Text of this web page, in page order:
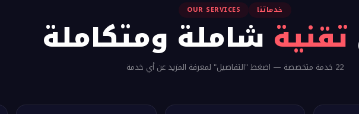
خدماتنا OUR SERVICES
تقنية شاملة ومتكاملة
22 خدمة متخصصة — اضغط "التفاصيل" لمعرفة المزيد عن أي خدمة